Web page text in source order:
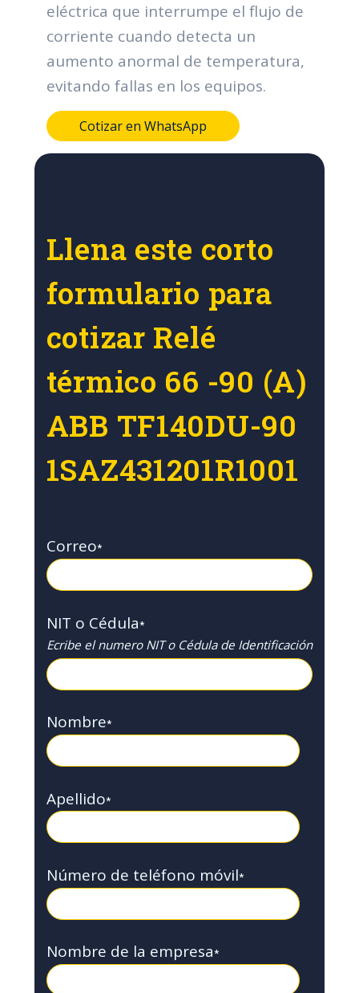
eléctrica que interrumpe el flujo de
corriente cuando detecta un
aumento anormal de temperatura,
evitando fallas en los equipos.
Cotizar en WhatsApp
Llena este corto
formulario para
cotizar Relé
térmico 66 -90 (A)
ABB TF140DU-90
1SAZ431201R1001
Correo*
NIT o Cédula*
Ecribe el numero NIT o Cédula de Identificación
Nombre*
Apellido*
Número de teléfono móvil*
Nombre de la empresa*